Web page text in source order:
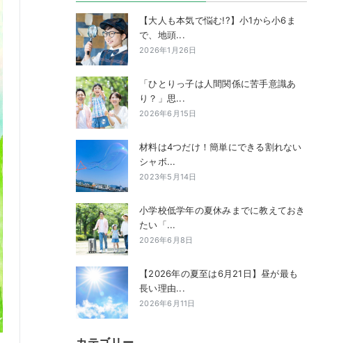
【大人も本気で悩む!?】小1から小6ま
で、地頭...
2026年1月26日
「ひとりっ子は人間関係に苦手意識あ
り？」思...
2026年6月15日
材料は4つだけ！簡単にできる割れない
シャボ...
2023年5月14日
小学校低学年の夏休みまでに教えておき
たい「...
2026年6月8日
【2026年の夏至は6月21日】昼が最も
長い理由...
2026年6月11日